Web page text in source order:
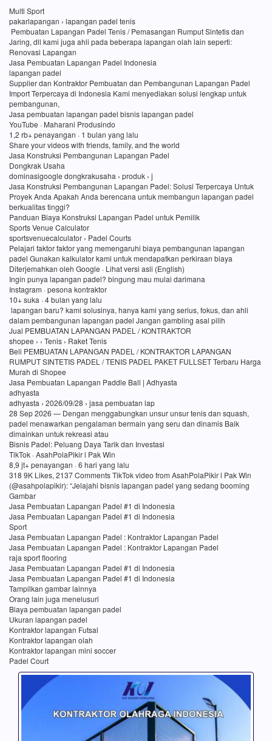
Multi Sport
pakarlapangan › lapangan padel tenis
Pembuatan Lapangan Padel Tenis / Pemasangan Rumput Sintetis dan
Jaring, dll kami juga ahli pada beberapa lapangan olah lain seperti:
Renovasi Lapangan
Jasa Pembuatan Lapangan Padel Indonesia
lapangan padel
Supplier dan Kontraktor Pembuatan dan Pembangunan Lapangan Padel
Import Terpercaya di Indonesia Kami menyediakan solusi lengkap untuk
pembangunan,
Jasa pembuatan lapangan padel bisnis lapangan padel
YouTube · Maharani Produsindo
1,2 rb+ penayangan · 1 bulan yang lalu
Share your videos with friends, family, and the world
Jasa Konstruksi Pembangunan Lapangan Padel
Dongkrak Usaha
dominasigoogle dongkrakusaha › produk › j
Jasa Konstruksi Pembangunan Lapangan Padel: Solusi Terpercaya Untuk
Proyek Anda Apakah Anda berencana untuk membangun lapangan padel
berkualitas tinggi?
Panduan Biaya Konstruksi Lapangan Padel untuk Pemilik
Sports Venue Calculator
sportsvenuecalculator › Padel Courts
Pelajari faktor faktor yang memengaruhi biaya pembangunan lapangan
padel Gunakan kalkulator kami untuk mendapatkan perkiraan biaya
Diterjemahkan oleh Google · Lihat versi asli (English)
Ingin punya lapangan padel? bingung mau mulai darimana
Instagram · pesona kontraktor
10+ suka · 4 bulan yang lalu
lapangan baru? kami solusinya, hanya kami yang serius, fokus, dan ahli
dalam pembangunan lapangan padel Jangan gambling asal pilih
Jual PEMBUATAN LAPANGAN PADEL / KONTRAKTOR
shopee › › Tenis › Raket Tenis
Beli PEMBUATAN LAPANGAN PADEL / KONTRAKTOR LAPANGAN
RUMPUT SINTETIS PADEL / TENIS PADEL PAKET FULLSET Terbaru Harga
Murah di Shopee
Jasa Pembuatan Lapangan Paddle Ball | Adhyasta
adhyasta
adhyasta › 2026/09/28 › jasa pembuatan lap
28 Sep 2026 — Dengan menggabungkan unsur unsur tenis dan squash,
padel menawarkan pengalaman bermain yang seru dan dinamis Baik
dimainkan untuk rekreasi atau
Bisnis Padel: Peluang Daya Tarik dan Investasi
TikTok · AsahPolaPikir l Pak Win
8,9 jt+ penayangan · 6 hari yang lalu
318 9K Likes, 2137 Comments TikTok video from AsahPolaPikir l Pak Win
(@asahpolapikir): “Jelajahi bisnis lapangan padel yang sedang booming
Gambar
Jasa Pembuatan Lapangan Padel #1 di Indonesia
Jasa Pembuatan Lapangan Padel #1 di Indonesia
Sport
Jasa Pembuatan Lapangan Padel : Kontraktor Lapangan Padel
Jasa Pembuatan Lapangan Padel : Kontraktor Lapangan Padel
raja sport flooring
Jasa Pembuatan Lapangan Padel #1 di Indonesia
Jasa Pembuatan Lapangan Padel #1 di Indonesia
Tampilkan gambar lainnya
Orang lain juga menelusuri
Biaya pembuatan lapangan padel
Ukuran lapangan padel
Kontraktor lapangan Futsal
Kontraktor lapangan olah
Kontraktor lapangan mini soccer
Padel Court